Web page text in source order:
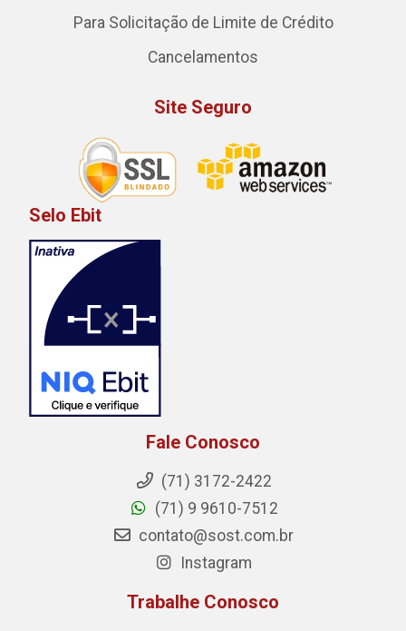
Para Solicitação de Limite de Crédito
Cancelamentos
Site Seguro
Selo Ebit
Fale Conosco
(71) 3172-2422
(71) 9 9610-7512
contato@sost.com.br
Instagram
Trabalhe Conosco